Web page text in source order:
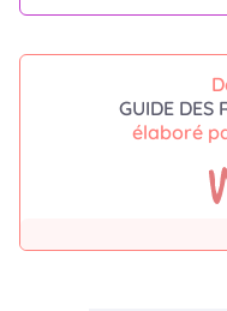
GUIDE DES
élaboré